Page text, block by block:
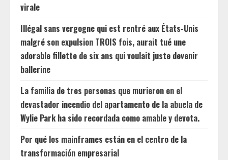
virale
Illégal sans vergogne qui est rentré aux États-Unis
malgré son expulsion TROIS fois, aurait tué une
adorable fillette de six ans qui voulait juste devenir
ballerine
La familia de tres personas que murieron en el
devastador incendio del apartamento de la abuela de
Wylie Park ha sido recordada como amable y devota.
Por qué los mainframes están en el centro de la
transformación empresarial